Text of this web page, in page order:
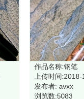
作品名称:钢笔
上传时间
发布者: avxx
浏览数:5083